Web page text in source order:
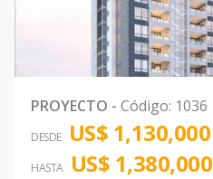
PROYECTO - Código: 1036
DESDE US$ 1,130,000
HASTA US$ 1,380,000